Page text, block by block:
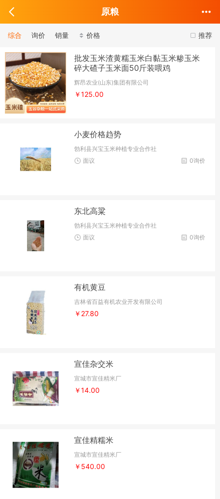
原粮
推荐
综合 询价 销量 价格
批发玉米渣黄糯玉米白黏玉米糁玉米
碎大碴子玉米面50斤装喂鸡
辉昂农业(山东)集团有限公司
￥125.00
小麦价格趋势
勃利县兴宝玉米种植专业合作社
0询价
面议
东北高粱
勃利县兴宝玉米种植专业合作社
0询价
面议
有机黄豆
吉林省百益有机农业开发有限公司
￥27.80
宣佳杂交米
宣城市宣佳精米厂
￥14.00
宣佳精糯米
宣城市宣佳精米厂
￥540.00